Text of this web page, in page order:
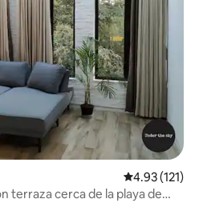
Calificación
4.93 (121)
terraza cerca de la playa de